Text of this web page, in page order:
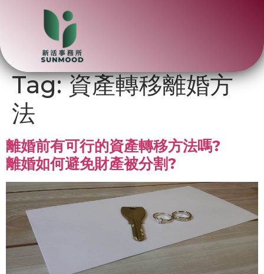
Tag:資產轉移離婚方
法
離婚前有可行的資產轉移方法嗎?
離婚如何避免財產被分割?